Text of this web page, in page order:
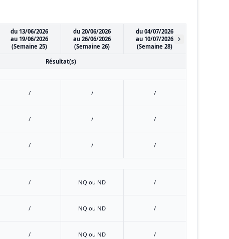
du 13/06/2026
au 19/06/2026
(Semaine 25)
du 20/06/2026
au 26/06/2026
(Semaine 26)
du 04/07/2026
au 10/07/2026
(Semaine 28)
Résultat(s)
/ / /
/ / /
/ / /
/ NQ ou ND /
/ NQ ou ND /
/ NQ ou ND /